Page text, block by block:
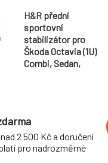
H&R přední
sportovní
stabilizátor pro
Škoda Octavia (1U)
Combi, Sedan,
2 500 Kč a doručení
pro nadrozměrné